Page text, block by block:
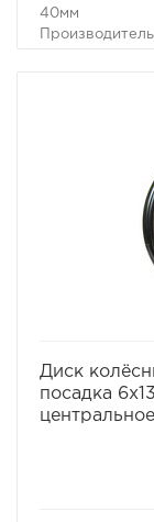
40мм
Диск
посадка